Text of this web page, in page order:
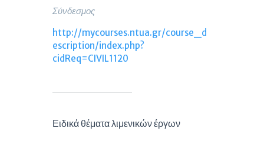
Σύνδεσμος
http://mycourses.ntua.gr/course_d
escription/index.php?
cidReq=CIVIL1120
Ειδικά θέματα λιμενικών έργων